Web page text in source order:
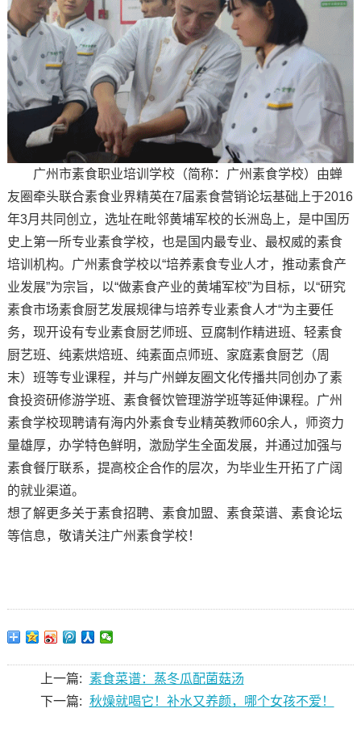
广州市素食职业培训学校（简称：广州素食学校）由蝉
友圈牵头联合素食业界精英在7届素食营销论坛基础上于2016
年3月共同创立，选址在毗邻黄埔军校的长洲岛上，是中国历
史上第一所专业素食学校，也是国内最专业、最权威的素食
培训机构。广州素食学校以“培养素食专业人才，推动素食产
业发展”为宗旨，以“做素食产业的黄埔军校”为目标，以“研究
素食市场素食厨艺发展规律与培养专业素食人才“为主要任
务，现开设有专业素食厨艺师班、豆腐制作精进班、轻素食
厨艺班、纯素烘焙班、纯素面点师班、家庭素食厨艺（周
末）班等专业课程，并与广州蝉友圈文化传播共同创办了素
食投资研修游学班、素食餐饮管理游学班等延伸课程。广州
素食学校现聘请有海内外素食专业精英教师60余人，师资力
量雄厚，办学特色鲜明，激励学生全面发展，并通过加强与
素食餐厅联系，提高校企合作的层次，为毕业生开拓了广阔
的就业渠道。
想了解更多关于素食招聘、素食加盟、素食菜谱、素食论坛
等信息，敬请关注广州素食学校！
上一篇: 素食菜谱：蒸冬瓜配菌菇汤
下一篇: 秋燥就喝它！补水又养颜，哪个女孩不爱！